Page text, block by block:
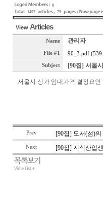
0
1497
75
View Articles
Name 관리자
File #1 90_3.pdf
Subject [90집] 서울
서울시 상가 임대가격 결정요인
Prev [90집] 도서(섬)
Next [90집] 지식산업